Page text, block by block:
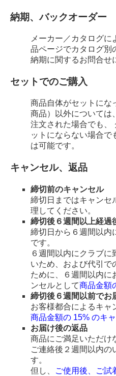
納期、バックオーダー
メーカー／カタログ
品ページでカタログ別
納期に関するお問合せ
セットでのご購入
商品自体がセットにな
商品）以外については
注文された場合でも、
ットにならない場合で
は可能です。
キャンセル、返品
締切前のキャンセル
締切日まではキャンセ
理してください。
締切後６週間以上経過
締切日から６週間以内
です。
６週間以内にクラブ
いため、および代引で
ために、６週間以内に
ンセルとして商品金額
締切後６週間以前でお
お客様都合によるキャ
商品金額の 15% のキ
お届け後の返品
商品にご満足いただけ
ご連絡後２週間以内の
す。
但し、
ご使用後、ご試